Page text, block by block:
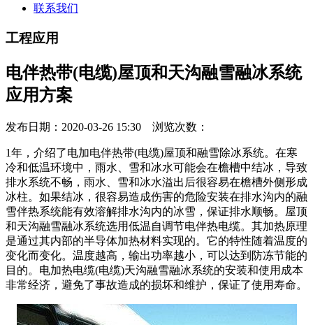
联系我们
工程应用
电伴热带(电缆)屋顶和天沟融雪融冰系统
应用方案
发布日期：2020-03-26 15:30 浏览次数：
1年，介绍了电加电伴热带(电缆)屋顶和融雪除冰系统。在寒
冷和低温环境中，雨水、雪和冰水可能会在檐槽中结冰，导致
排水系统不畅，雨水、雪和冰水溢出后很容易在檐槽外侧形成
冰柱。如果结冰，很容易造成伤害的危险安装在排水沟内的融
雪伴热系统能有效溶解排水沟内的冰雪，保证排水顺畅。屋顶
和天沟融雪融冰系统选用低温自调节电伴热电缆。其加热原理
是通过其内部的半导体加热材料实现的。它的特性随着温度的
变化而变化。温度越高，输出功率越小，可以达到防冻节能的
目的。电加热电缆(电缆)天沟融雪融冰系统的安装和使用成本
非常经济，避免了事故造成的损坏和维护，保证了使用寿命。